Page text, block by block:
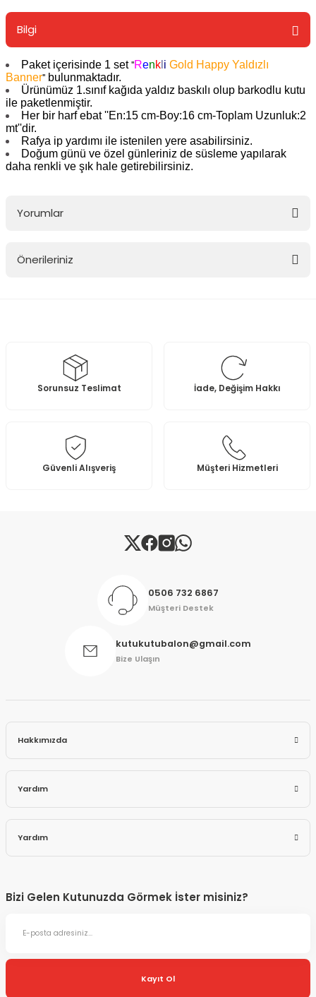
Bilgi
Paket içerisinde 1 set ''Renk i Gold Happy Yaldızlı
Banner'' bulunmaktadır.
Ürünümüz 1.sınıf kağıda yaldız baskılı olup barkodlu kutu
ile paketlenmiştir.
Her bir harf ebat ''En:15 cm-Boy:16 cm-Toplam Uzunluk:2
mt''dir.
Rafya ip yardımı ile istenilen yere asabilirsiniz.
Doğum günü ve özel günleriniz de süsleme yapılarak
daha renkli ve şık hale getirebilirsiniz.
Yorumlar
Önerileriniz
Ürün resmi kalitesiz, bozuk veya görüntülenemiyor.
Ürün açıklamasında eksik bilgiler bulunuyor.
Bu ürüne benzer farklı alternatifler olmalı.
Gönder
Sorunsuz Teslimat İade, Değişim Hakkı
Güvenli Alışveriş Müşteri Hizmetleri
0506 732 6867
Müşteri Destek
kutukutubalon@gmail.com
Bize Ulaşın
Hakkımızda
Yardım
Yardım
Bizi Gelen Kutunuzda Görmek İster misiniz?
Kayıt Ol